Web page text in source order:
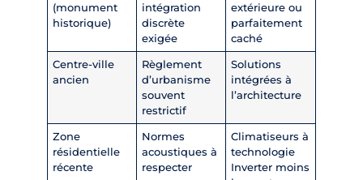
(monument
historique)
intégration
discrète
exigée
extérieure ou
parfaitement
caché
Centre-ville
ancien
Règlement
d’urbanisme
souvent
restrictif
Solutions
intégrées à
l’architecture
Zone
résidentielle
récente
Normes
acoustiques à
respecter
Climatiseurs à
technologie
Inverter moins